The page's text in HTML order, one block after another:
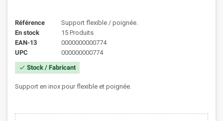
Référence
Support flexible / poignée.
En stock
15 Produits
EAN-13
0000000000774
UPC
000000000774
check Stock / Fabricant
Support en inox pour flexible et poignée.